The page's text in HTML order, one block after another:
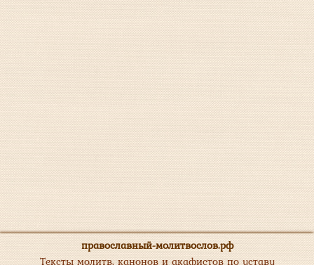
православный-молитвослов.рф
Тексты молитв, канонов и акафистов по уставу